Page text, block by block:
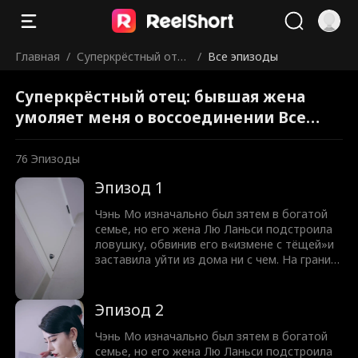
Главная / Суперкрёстный оте
ляет меня о воссое
динении
/ Все эпизоды
Суперкрёстный отец: бывшая жена
умоляет меня о воссоединении Все
эпизоды
76 Эпизоды
Эпизод 1
Чэнь Мо изначально был зятем в богатой
семье, но его жена Лю Ланьси подстроила
ловушку, обвинив его в«измене с тёщей»и
заставила уйти из дома ни с чем. На грани
унаследовал«Глаз Сатаны»—
сверхъестественную способность, став
наследником корпорации Тяньлун.
Благодаря дару прозорливости, мастерству
Эпизод 2
Чэнь Мо изначально был зятем в богатой
семье, но его жена Лю Ланьси подстроила